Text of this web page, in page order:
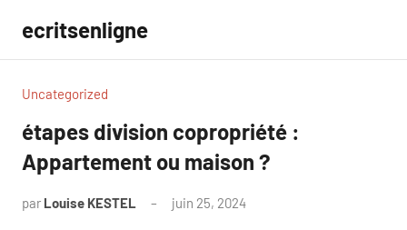
contenu
ecritsenligne
Uncategorized
étapes division copropriété :
Appartement ou maison ?
par Louise KESTEL juin 25, 2024